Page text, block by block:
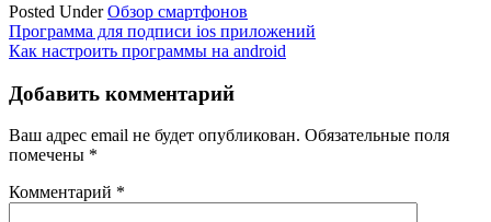
Posted UnderОбзор смартфонов
Навигация
по
записям
Программа для подписи ios приложений
Как настроить программы на android
Добавить комментарий
Ваш адрес email не будет опубликован. Обязательные поля
помечены *
Комментарий *